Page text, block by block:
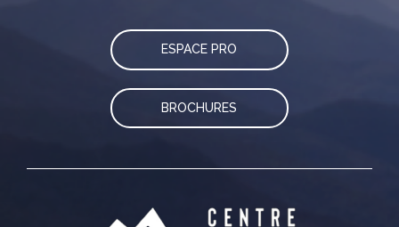
ESPACE PRO
BROCHURES